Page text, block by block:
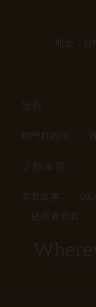
地址：台
熱門目的地
本質故事
使用者條款